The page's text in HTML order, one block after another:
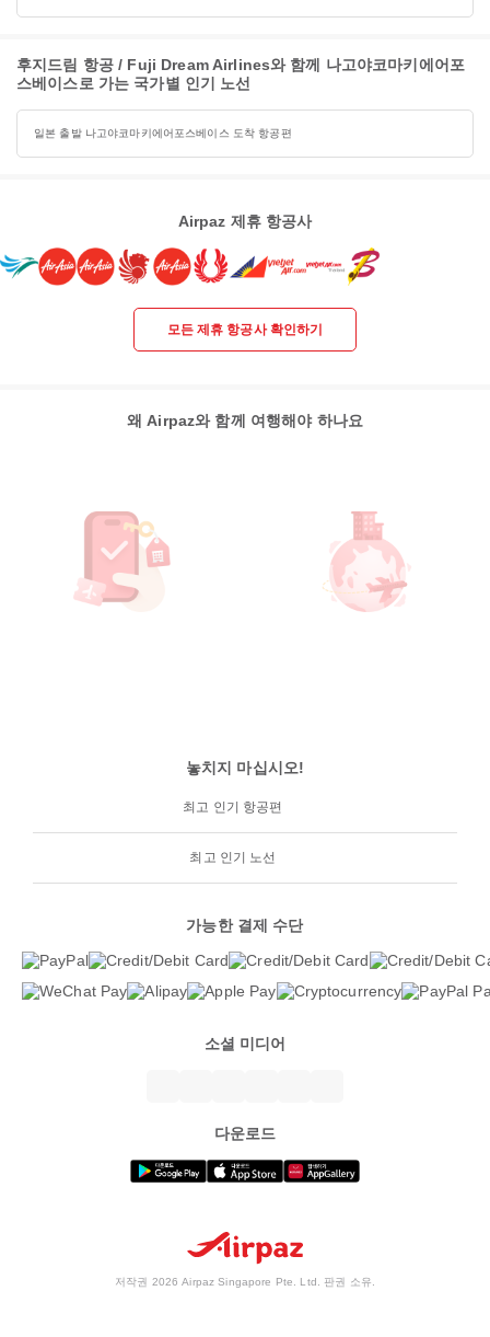
후지드림 항공 / Fuji Dream Airlines와 함께 나고야코마키에어포
스베이스로 가는 국가별 인기 노선
일본 출발 나고야코마키에어포스베이스 도착 항공편
Airpaz 제휴 항공사
모든 제휴 항공사 확인하기
왜 Airpaz와 함께 여행해야 하나요
놓치지 마십시오!
최고 인기 항공편
최고 인기 노선
가능한 결제 수단
소셜 미디어
다운로드
저작권 2026 Airpaz Singapore Pte. Ltd. 판권 소유.